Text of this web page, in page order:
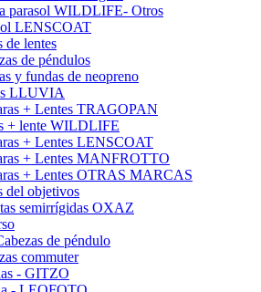
parasol WILDLIFE- Otros
LENSCOAT
de lentes
de péndulos
y fundas de neopreno
LLUVIA
+ Lentes TRAGOPAN
+ lente WILDLIFE
+ Lentes LENSCOAT
+ Lentes MANFROTTO
+ Lentes OTRAS MARCAS
del objetivos
semirrígidas OXAZ
de péndulo
commuter
- GITZO